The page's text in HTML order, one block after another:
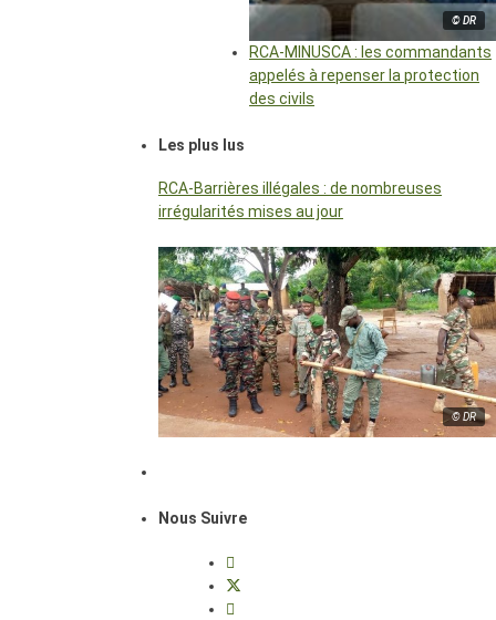
© DR
RCA-MINUSCA : les commandants
appelés à repenser la protection
des civils
Les plus lus
RCA-Barrières illégales : de nombreuses
irrégularités mises au jour
© DR
Nous Suivre